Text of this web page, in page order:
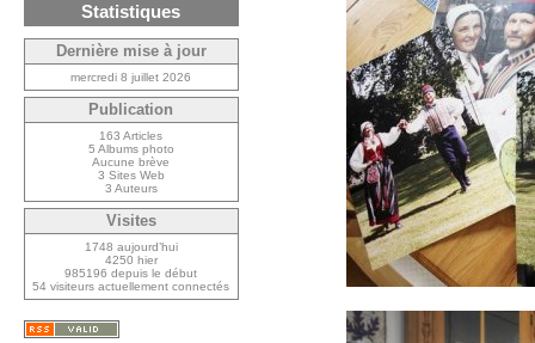
Statistiques
Dernière mise à jour
mercredi 8 juillet 2026
Publication
163 Articles
5 Albums photo
Aucune brève
3 Sites Web
3 Auteurs
Visites
1748 aujourd’hui
4250 hier
985196 depuis le début
54 visiteurs actuellement connectés